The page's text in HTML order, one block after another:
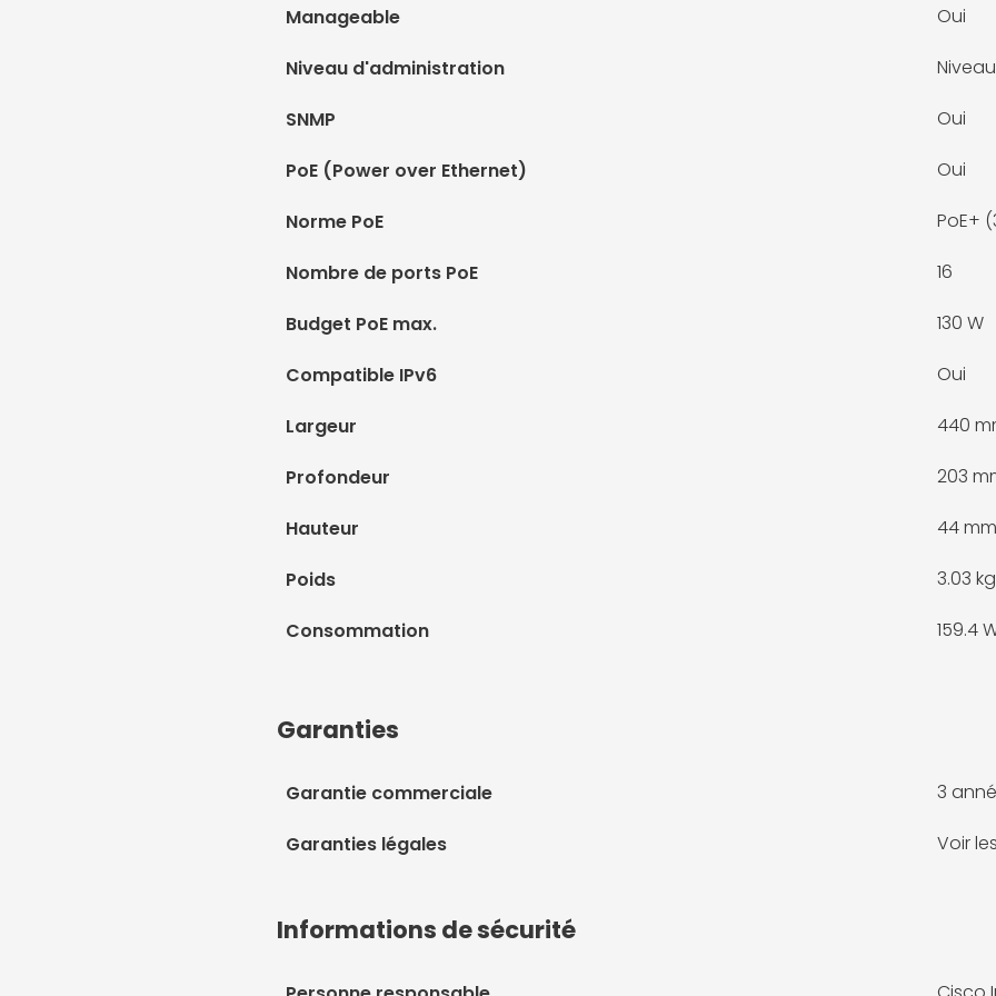
Manageable Oui
Niveau d'administration
SNMP Oui
PoE (Power over Ethernet) Oui
Norme PoE PoE+
Nombre de ports PoE 16
Budget PoE max. 130 W
Compatible IPv6 Oui
Largeur 440
Profondeur 203
Hauteur 44 mm
Poids 3.03 kg
Consommation 159.4
Garanties
Garantie commerciale 3
Garanties légales Voir
Informations de sécurité